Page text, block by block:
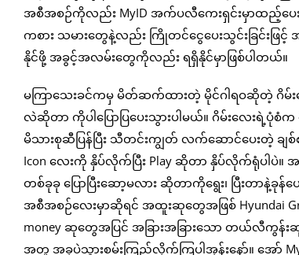
အစီအစဉ်ကိုလည်း MyID အက်ပလီကေးရှင်းမှာထည့်ပေ
ကစား သမားတွေနဲ့လည်း ကြိုတင်ငွေပေးသွင်းခြင်းဖ
နိုင်ဖို့ အခွင့်အလမ်းတွေကိုလည်း ရရှိနိုင်မှာဖြစ်ပါတယ်။
မကြာသေးခင်ကမှ မိတ်ဆက်ထားတဲ့ မိုင်ဂါရဝဆိုတဲ့ ဂိ
လဲဆိုတာ ကိုပါပြောပြပေးသွားပါမယ်။ ဂိမ်းလေးရဲ့ပုံ
မိသားစုဆီပြန်ပြီး သီတင်းကျွတ် လက်ဆောင်ပေးတဲ့ ချ
Icon လေးကို နှိပ်လိုက်ပြီး Play ဆိုတာ နှိပ်လိုက်ရုံပါပဲ။
တစ်ခုခု ပြောပြီးဆော့မလား ဆိုတာကိုရွေး၊ ပြီးတာနဲ့
အစီအစဉ်လေးမှာဆိုရင် အထူးဆုတွေအဖြစ် Hyundai
money ဆုတွေအပြင် အခြားအခြားသော တယ်လီကွန်း
အတူ အခုပဲသွားစမ်းကြည့်လိုက်ကြပါအုန်းနော်။ အော်